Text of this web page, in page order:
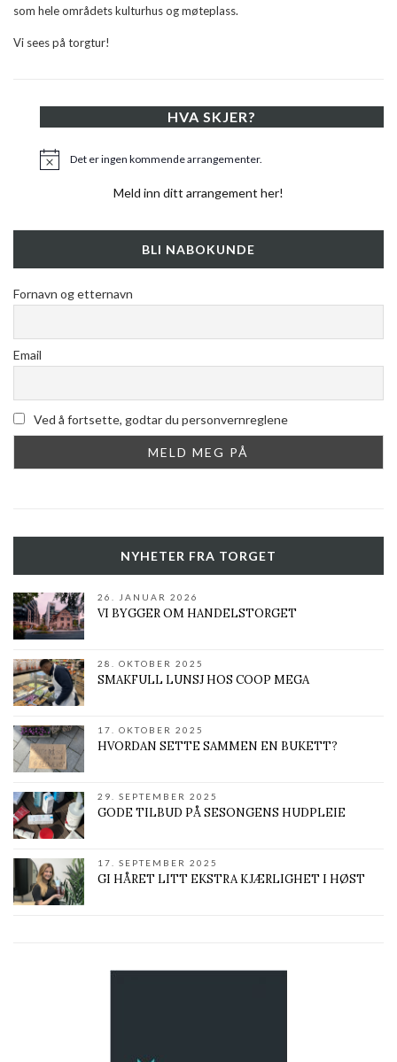
som hele områdets kulturhus og møteplass.
Vi sees på torgtur!
HVA SKJER?
MerknadDet er ingen kommende arrangementer.
Meld inn ditt arrangement her!
BLI NABOKUNDE
Fornavn og etternavn
Email
Ved å fortsette, godtar du personvernreglene
NYHETER FRA TORGET
26. JANUAR 2026
VI BYGGER OM HANDELSTORGET
28. OKTOBER 2025
SMAKFULL LUNSJ HOS COOP MEGA
17. OKTOBER 2025
HVORDAN SETTE SAMMEN EN BUKETT?
29. SEPTEMBER 2025
GODE TILBUD PÅ SESONGENS HUDPLEIE
17. SEPTEMBER 2025
GI HÅRET LITT EKSTRA KJÆRLIGHET I HØST